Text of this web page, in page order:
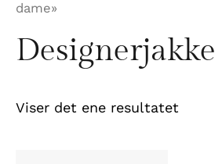
dame»
Viser det ene resultatet